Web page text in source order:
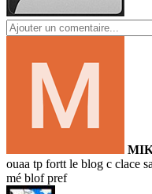
ouaa tp fortt le blog c clace
mé blof pref